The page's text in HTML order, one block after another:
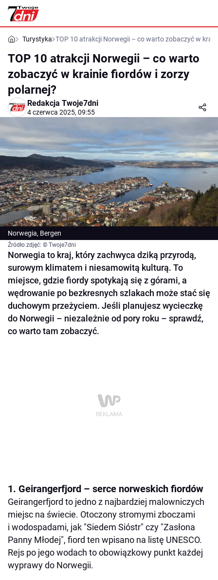
Turystyka TOP 10 atrakcji Norwegii – co warto zobaczyć w
TOP 10 atrakcji Norwegii – co warto
zobaczyć w krainie fiordów i zorzy
polarnej?
Redakcja Twoje7dni
4 czerwca 2025, 09:55
Norwegia, Bergen
Źródło zdjęć: © Twoje7dni
Norwegia to kraj, który zachwyca dziką przyrodą,
surowym klimatem i niesamowitą kulturą. To
miejsce, gdzie fiordy spotykają się z górami, a
wędrowanie po bezkresnych szlakach może stać się
duchowym przeżyciem. Jeśli planujesz wycieczkę
do Norwegii – niezależnie od pory roku – sprawdź,
co warto tam zobaczyć.
1. Geirangerfjord – serce norweskich fiordów
Geirangerfjord to jedno z najbardziej malowniczych
miejsc na świecie. Otoczony stromymi zboczami
i wodospadami, jak "Siedem Sióstr" czy "Zasłona
Panny Młodej", fiord ten wpisano na listę UNESCO.
Rejs po jego wodach to obowiązkowy punkt każdej
wyprawy do Norwegii.